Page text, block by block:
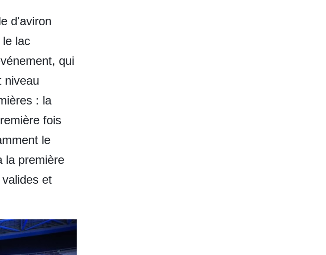
d'aviron
lac
qui
niveau
: la
fois
le
la première
et